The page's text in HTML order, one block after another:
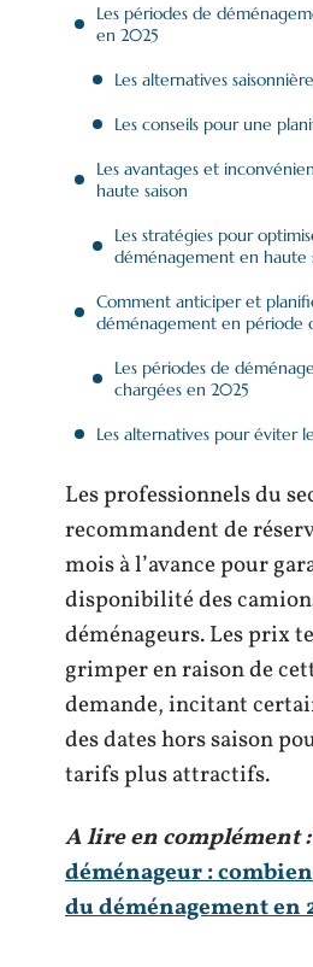
Les périodes de
en 2025
Les alternatives
Les conseils pour une
Les avantages et
haute saison
Les stratégies pour
déménagement en haute
Comment anticiper et
déménagement en période
Les périodes de
chargées en 2025
Les alternatives pour éviter
Les professionnels du
recommandent de
mois à l’avance pour
disponibilité des
déménageurs. Les prix
grimper en raison de
demande, incitant
des dates hors saison
tarifs plus attractifs.
A lire en complément :
déménageur :
du déménagement en